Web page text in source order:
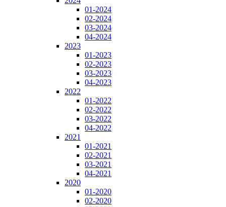
01-2024
02-2024
03-2024
04-2024
2023
01-2023
02-2023
03-2023
04-2023
2022
01-2022
02-2022
03-2022
04-2022
2021
01-2021
02-2021
03-2021
04-2021
2020
01-2020
02-2020